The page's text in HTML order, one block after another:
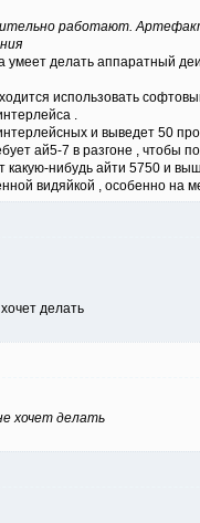
работают.
делать аппаратный
использовать
.
и выведет 50
ай5-7 в разгоне , чтобы
какую-нибудь айти 5750 и
видяйкой , особенно на
делать
хочет делать